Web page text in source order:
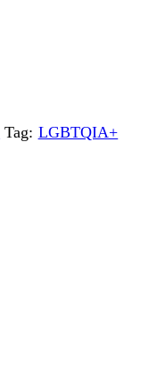
Tag: LGBTQIA+